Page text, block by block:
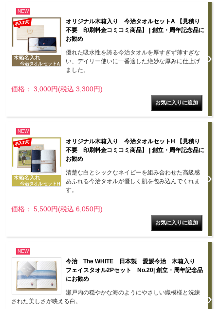
NEW
オリジナル木箱入り 今治タオルセットA 【見積り
不要 印刷料金コミコミ商品】 | 創立・周年記念品に
お勧め
優れた吸水性を誇る今治タオルを厚すぎず薄すぎな
い、デイリー使いに一番適した絶妙な厚みに仕上げ
ました。
価格： 3,000円(税込 3,300円)
NEW
オリジナル木箱入り 今治タオルセットH 【見積り
不要 印刷料金コミコミ商品】 | 創立・周年記念品に
お勧め
清楚な白とシックなネイビーを組み合わせた高級感
あふれる今治タオルが優しく肌を包み込んでくれま
す。
価格： 5,500円(税込 6,050円)
NEW
今治 The WHITE 日本製 愛媛今治 木箱入り
フェイスタオル2Pセット No.20| 創立・周年記念品
にお勧め
瀬戸内の穏やかな海のようにやさしい織模様と洗練
された美しさが映える白。